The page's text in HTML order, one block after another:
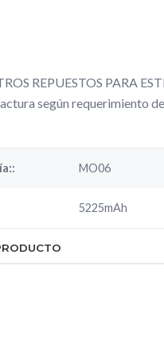
REPUESTOS PARA
según requerimiento
MO06
5225mAh